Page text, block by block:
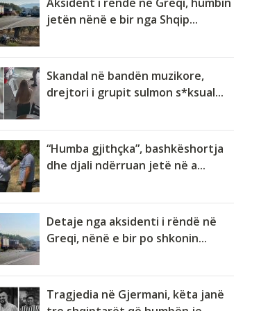
jetën nënë e bir nga Shqip...
Skandal në bandën muzikore,
drejtori i grupit sulmon s*ksual...
“Humba gjithçka”, bashkëshortja
dhe djali ndërruan jetë në a...
Detaje nga aksidenti i rëndë në
Greqi, nënë e bir po shkonin...
Tragjedia në Gjermani, këta janë